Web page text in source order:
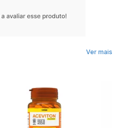
Ver mais